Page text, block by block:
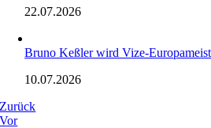
22.07.2026
Bruno Keßler wird Vize-
10.07.2026
Zurück
Vor